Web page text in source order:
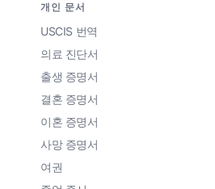
개인 문서
USCIS 번역
의료 진단서
출생 증명서
결혼 증명서
이혼 증명서
사망 증명서
여권